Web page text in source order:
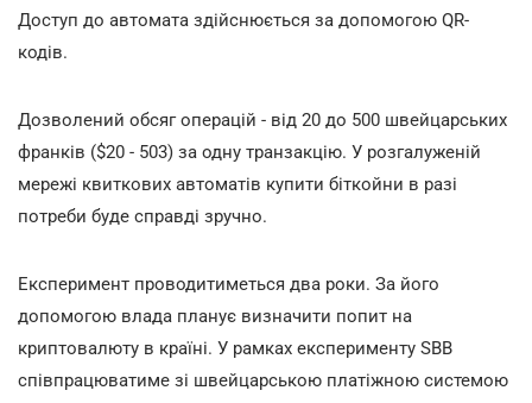
Доступ до автомата здійснюється за допомогою QR-
кодів.
Дозволений обсяг операцій - від 20 до 500 швейцарських
франків ($20 - 503) за одну транзакцію. У розгалуженій
мережі квиткових автоматів купити біткойни в разі
потреби буде справді зручно.
Експеримент проводитиметься два роки. За його
допомогою влада планує визначити попит на
криптовалюту в країні. У рамках експерименту SBB
співпрацюватиме зі швейцарською платіжною системою